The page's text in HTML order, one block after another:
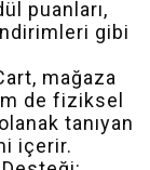
puanları,
gibi
mağaza
de fiziksel
tanıyan
içerir.